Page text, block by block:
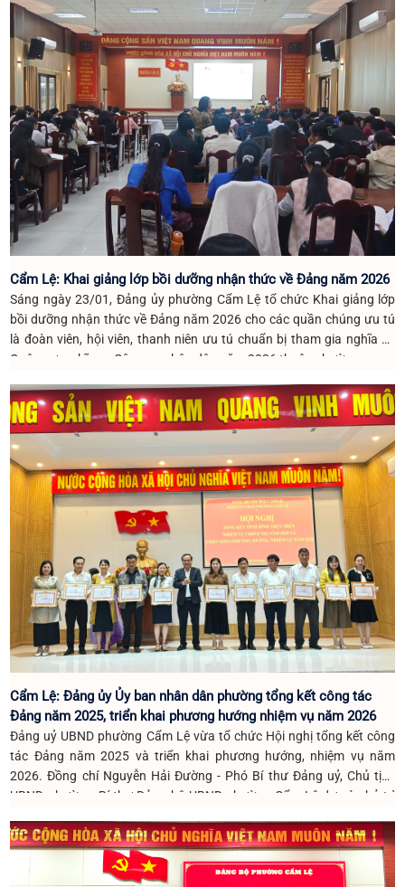
Cẩm Lệ: Khai giảng lớp bồi dưỡng nhận thức về Đảng năm 2026
Sáng ngày 23/01, Đảng ủy phường Cẩm Lệ tổ chức Khai giảng lớp
bồi dưỡng nhận thức về Đảng năm 2026 cho các quần chúng ưu tú
là đoàn viên, hội viên, thanh niên ưu tú chuẩn bị tham gia nghĩa vụ
Quân sự, nghĩa vụ Công an nhân dân năm 2026 thuộc phường.
Cẩm Lệ: Đảng ủy Ủy ban nhân dân phường tổng kết công tác
Đảng năm 2025, triển khai phương hướng nhiệm vụ năm 2026
Đảng uỷ UBND phường Cẩm Lệ vừa tổ chức Hội nghị tổng kết công
tác Đảng năm 2025 và triển khai phương hướng, nhiệm vụ năm
2026. Đồng chí Nguyễn Hải Đường - Phó Bí thư Đảng uỷ, Chủ tịch
UBND phường, Bí thư Đảng bộ UBND phường Cẩm Lệ dự và chủ trì
Đảng uỷ, Chủ tịch HĐND lâm thời phường; cùng dự có đồng chí Ngô
Thị Thùy Trang-UV BTV, PCT HĐND phường; Đại diện lãnh đạo các cơ
quan chuyên trách tham mưu, giúp việc Đảng ủy phường; các đồng